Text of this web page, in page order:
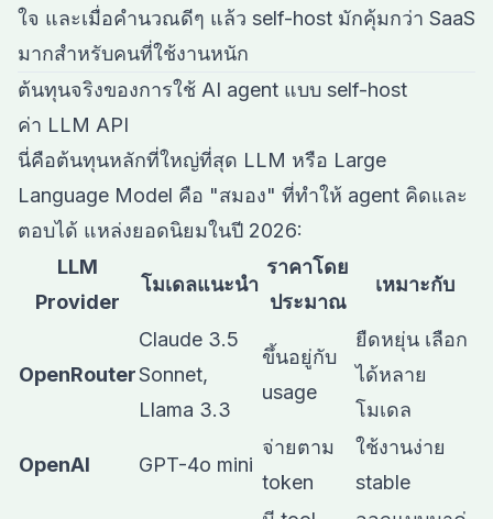
ใจ และเมื่อคำนวณดีๆ แล้ว self-host มักคุ้มกว่า SaaS
มากสำหรับคนที่ใช้งานหนัก
ต้นทุนจริงของการใช้ AI agent แบบ self-host
ค่า LLM API
นี่คือต้นทุนหลักที่ใหญ่ที่สุด LLM หรือ Large
Language Model คือ "สมอง" ที่ทำให้ agent คิดและ
ตอบได้ แหล่งยอดนิยมในปี 2026:
LLM
Provider
โมเดลแนะนำ
ราคาโดย
ประมาณ
เหมาะกับ
OpenRouter
Claude 3.5
Sonnet,
Llama 3.3
ขึ้นอยู่กับ
usage
ยืดหยุ่น เลือก
ได้หลาย
โมเดล
OpenAI GPT-4o mini
จ่ายตาม
token
ใช้งานง่าย
stable